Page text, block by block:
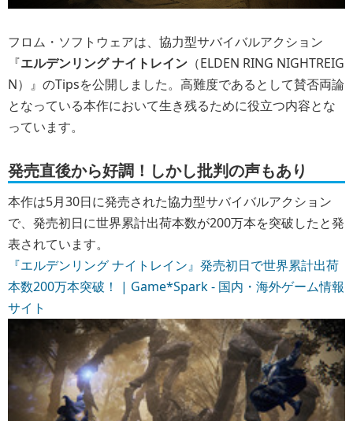
フロム・ソフトウェアは、協力型サバイバルアクション
『エルデンリング ナイトレイン （ELDEN RING NIGHTREIG
N）』のTipsを公開しました。高難度であるとして賛否両論
となっている本作において生き残るために役立つ内容とな
っています。
発売直後から好調！しかし批判の声もあり
本作は5月30日に発売された協力型サバイバルアクション
で、発売初日に世界累計出荷本数が200万本を突破したと発
表されています。
『エルデンリング ナイトレイン』発売初日で世界累計出荷
本数200万本突破！ | Game*Spark - 国内・海外ゲーム情報
サイト